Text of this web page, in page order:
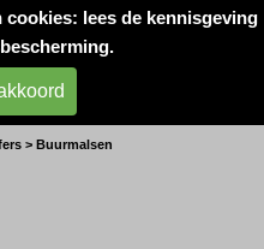
cookies: lees de kennisgeving
Betuwe
> Buurmalsen